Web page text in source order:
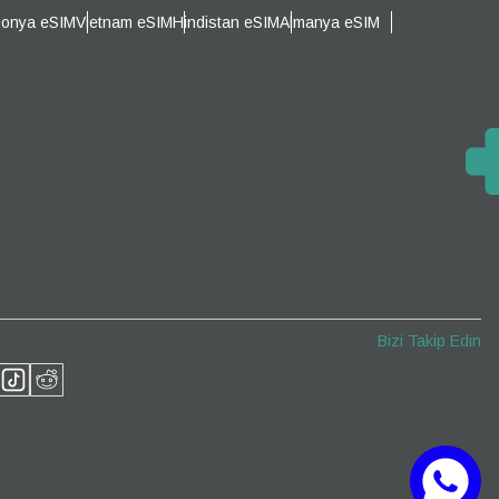
eSIMVietnam eSIMHindistan eSIMAlmanya eSIM
Bizi Takip Edin